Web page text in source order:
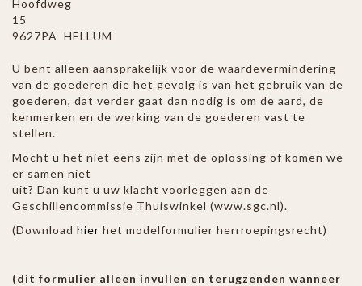
Hoofdweg
9627PA HELLUM
U bent alleen aansprakelijk voor de waardevermindering
van de goederen die het gevolg is van het gebruik van de
goederen, dat verder gaat dan nodig is om de aard, de
kenmerken en de werking van de goederen vast te
stellen.
Mocht u het niet eens zijn met de oplossing of komen we
er samen niet
uit? Dan kunt u uw klacht voorleggen aan de
Geschillencommissie Thuiswinkel (www.sgc.nl).
(Download hier het modelformulier herrroepingsrecht)
(dit formulier alleen invullen en terugzenden wanneer